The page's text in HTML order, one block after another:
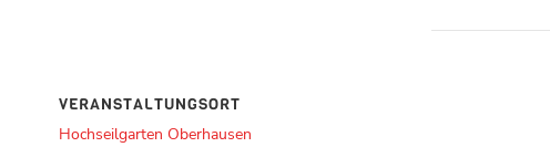
VERANSTALTUNGSORT
Hochseilgarten Oberhausen